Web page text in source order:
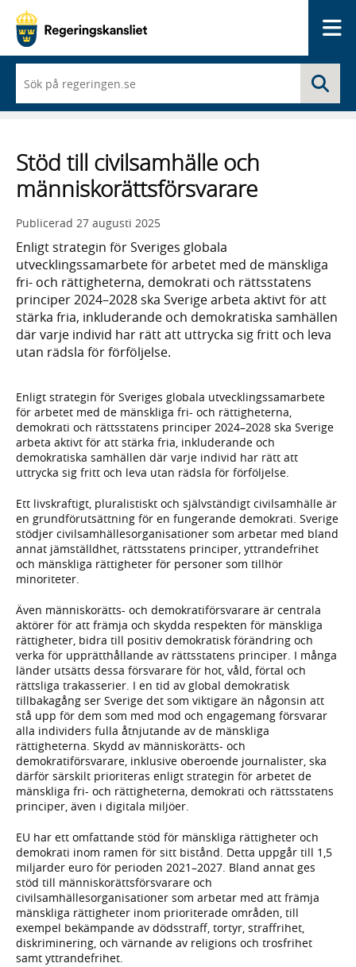
du
börjar
skriva
en
lista
med
Stöd till civilsamhälle och
människorättsförsvarare
Publicerad 27 augusti 2025
Enligt strategin för Sveriges globala
utvecklingssamarbete för arbetet med de mänskliga
fri- och rättigheterna, demokrati och rättsstatens
principer 2024–2028 ska Sverige arbeta aktivt för att
stärka fria, inkluderande och demokratiska samhällen
där varje individ har rätt att uttrycka sig fritt och leva
utan rädsla för förföljelse.
Enligt strategin för Sveriges globala utvecklingssamarbete
för arbetet med de mänskliga fri- och rättigheterna,
demokrati och rättsstatens principer 2024–2028 ska Sverige
arbeta aktivt för att stärka fria, inkluderande och
demokratiska samhällen där varje individ har rätt att
uttrycka sig fritt och leva utan rädsla för förföljelse.
Ett livskraftigt, pluralistiskt och självständigt civilsamhälle är
en grundförutsättning för en fungerande demokrati. Sverige
stödjer civilsamhällesorganisationer som arbetar med bland
annat jämställdhet, rättsstatens principer, yttrandefrihet
och mänskliga rättigheter för personer som tillhör
minoriteter.
Även människorätts- och demokratiförsvarare är centrala
aktörer för att främja och skydda respekten för mänskliga
rättigheter, bidra till positiv demokratisk förändring och
verka för upprätthållande av rättsstatens principer. I många
länder utsätts dessa försvarare för hot, våld, förtal och
rättsliga trakasserier. I en tid av global demokratisk
tillbakagång ser Sverige det som viktigare än någonsin att
stå upp för dem som med mod och engagemang försvarar
alla individers fulla åtnjutande av de mänskliga
rättigheterna. Skydd av människorätts- och
demokratiförsvarare, inklusive oberoende journalister, ska
därför särskilt prioriteras enligt strategin för arbetet de
mänskliga fri- och rättigheterna, demokrati och rättsstatens
principer, även i digitala miljöer.
EU har ett omfattande stöd för mänskliga rättigheter och
demokrati inom ramen för sitt bistånd. Detta uppgår till 1,5
miljarder euro för perioden 2021–2027. Bland annat ges
stöd till människorättsförsvarare och
civilsamhällesorganisationer som arbetar med att främja
mänskliga rättigheter inom prioriterade områden, till
exempel bekämpande av dödsstraff, tortyr, straffrihet,
diskriminering, och värnande av religions och trosfrihet
samt yttrandefrihet.